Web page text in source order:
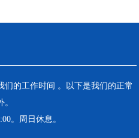
们的工作时间 。以下是我们的正常
。周日休息。